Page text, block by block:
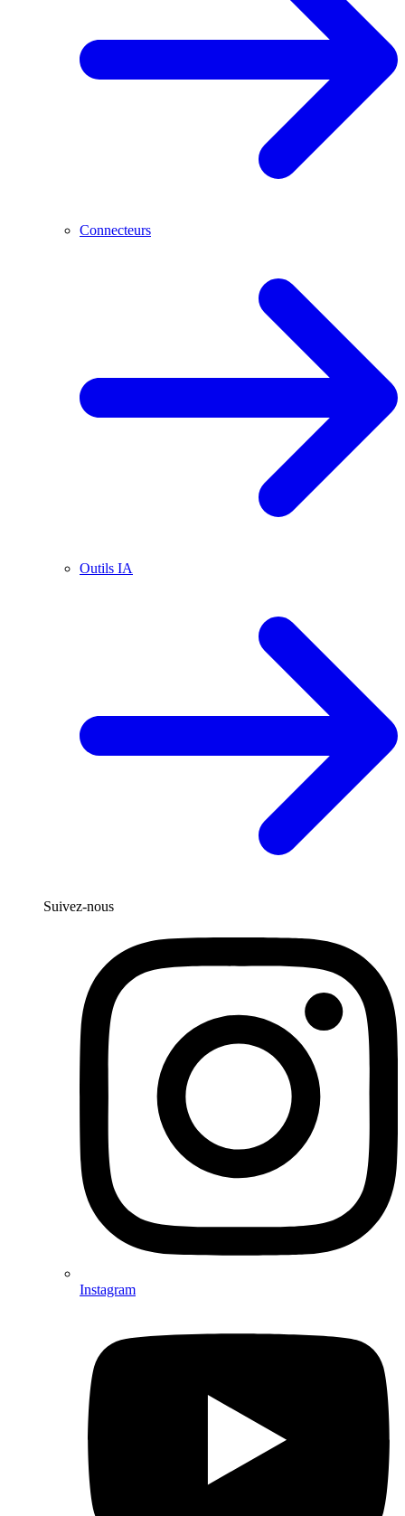
Connecteurs
Outils IA
Suivez-nous
Instagram